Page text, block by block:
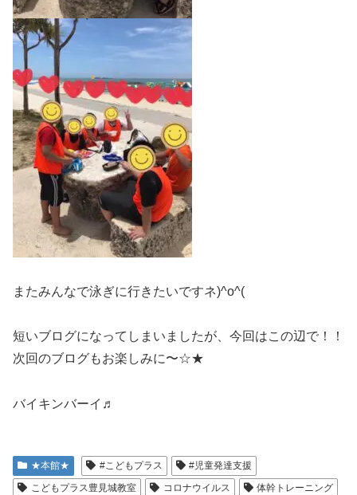
またみんなで泳ぎに行きたいですネ)^o^(
短いブログになってしまいましたが、今回はこの辺で！！
次回のブログもお楽しみに〜☆★
バイキンバーイ♬
★本館★ #こどもプラス
#児童発達支援
こどもプラス豊見城教室
コロナウイルス
体幹トレーニング